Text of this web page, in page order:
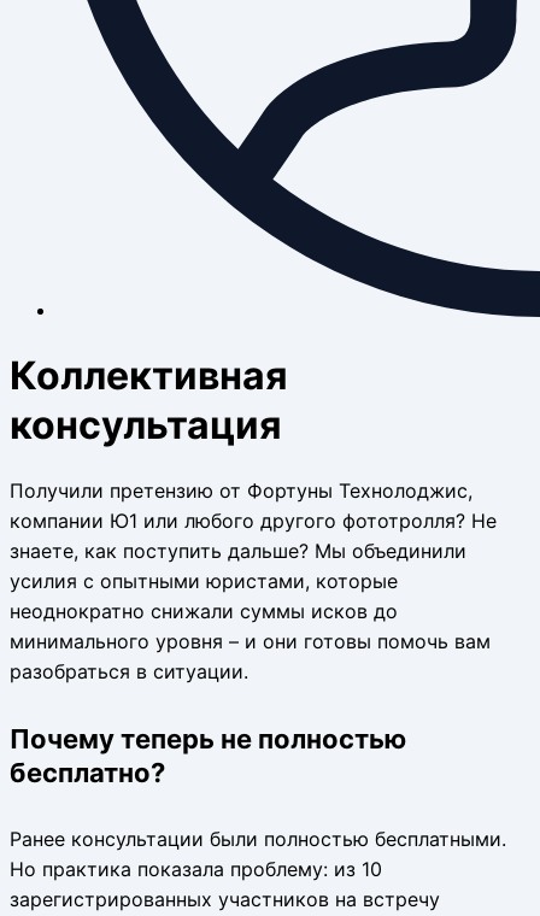
Коллективная
консультация
Получили претензию от Фортуны Технолоджис,
компании Ю1 или любого другого фототролля? Не
знаете, как поступить дальше? Мы объединили
усилия с опытными юристами, которые
неоднократно снижали суммы исков до
минимального уровня – и они готовы помочь вам
разобраться в ситуации.
Почему теперь не полностью
бесплатно?
Ранее консультации были полностью бесплатными.
Но практика показала проблему: из 10
зарегистрированных участников на встречу